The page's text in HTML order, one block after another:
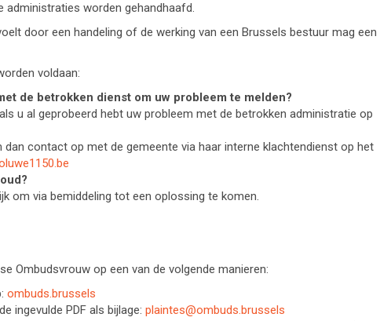
administraties worden gehandhaafd.
door een handeling of de werking van een Brussels bestuur mag een
voldaan:
de betrokken dienst om uw probleem te melden?
u al geprobeerd hebt uw probleem met de betrokken administratie op
contact op met de gemeente via haar interne klachtendienst op het
om via bemiddeling tot een oplossing te komen.
Ombudsvrouw op een van de volgende manieren:
ombuds.brussels
ingevulde PDF als bijlage: plaintes@ombuds.brussels